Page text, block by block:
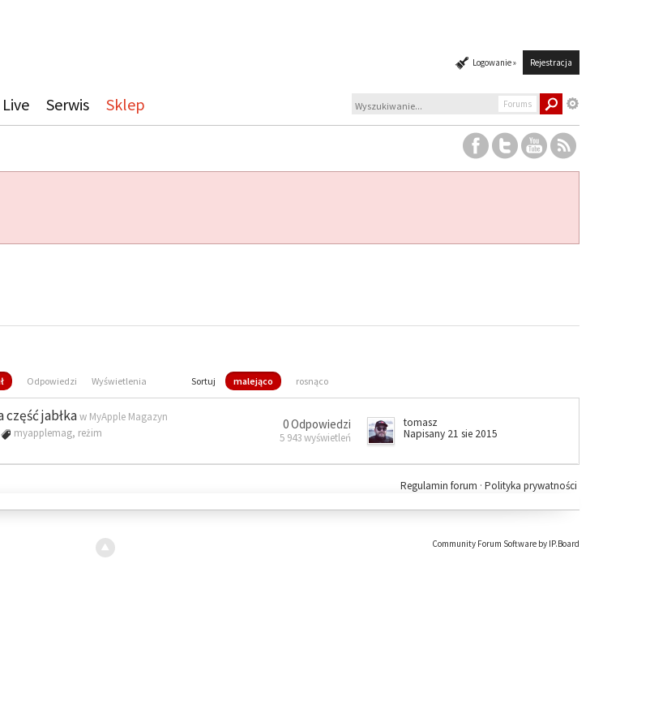
Logowanie » Rejestracja
Live Serwis Sklep Forums
Odpowiedzi Wyświetlenia Sortuj malejąco rosnąco
część jabłkaw MyApple Magazyn
myapplemag, reżim
0 Odpowiedzi
5 943 wyświetleń
tomasz
Napisany 21 sie 2015
Polityka prywatności
Regulamin forum ·
Community Forum Software by IP.Board